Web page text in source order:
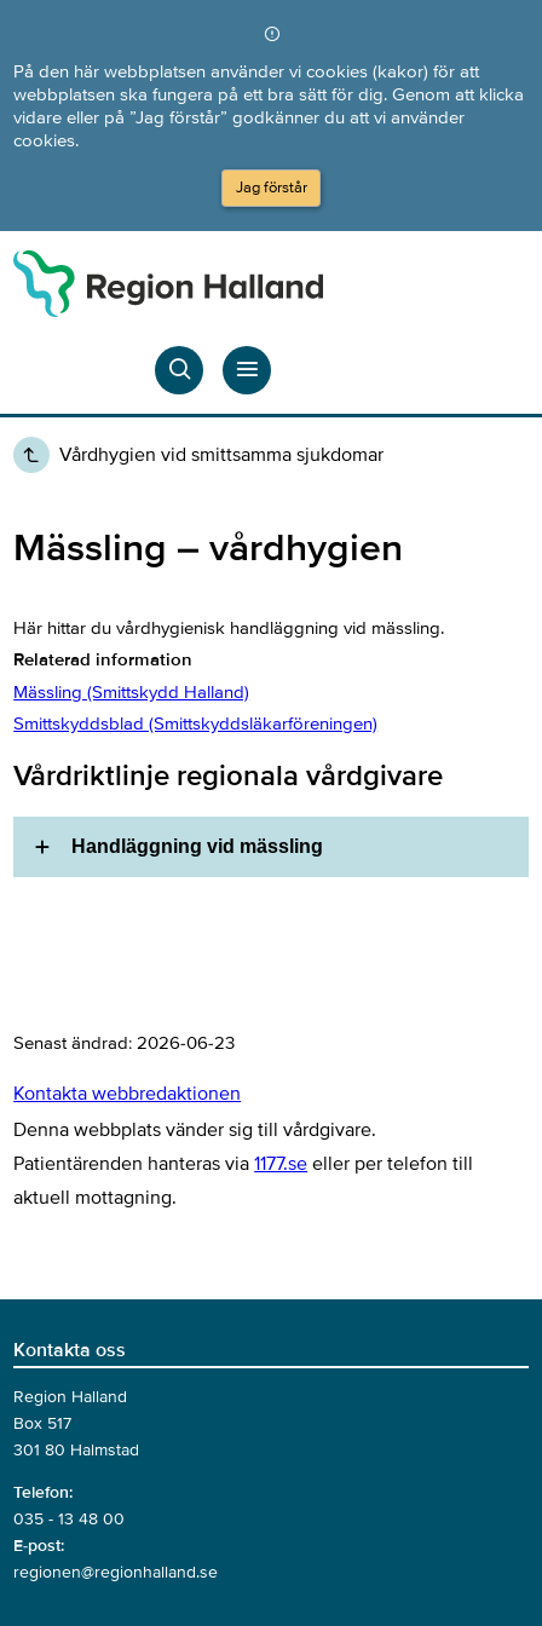
På den här webbplatsen använder vi cookies (kakor) för att
webbplatsen ska fungera på ett bra sätt för dig. Genom att klicka
vidare eller på ”Jag förstår” godkänner du att vi använder
cookies.
Jag förstår
Vårdhygien vid smittsamma sjukdomar
Mässling – vårdhygien
Här hittar du vårdhygienisk handläggning vid mässling.
Relaterad information
Mässling (Smittskydd Halland)
Smittskyddsblad (Smittskyddsläkarföreningen)
Vårdriktlinje regionala vårdgivare
Handläggning vid mässling
Senast ändrad:2026-06-23
Kontakta webbredaktionen
Denna webbplats vänder sig till vårdgivare.
Patientärenden hanteras via1177.se eller per telefon till
aktuell mottagning.
Kontakta oss
Region Halland
Box 517
301 80 Halmstad
Telefon:
035 - 13 48 00
E-post:
regionen@regionhalland.se